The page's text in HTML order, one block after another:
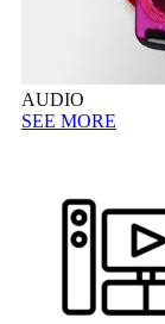
AUDIO
SEE MORE